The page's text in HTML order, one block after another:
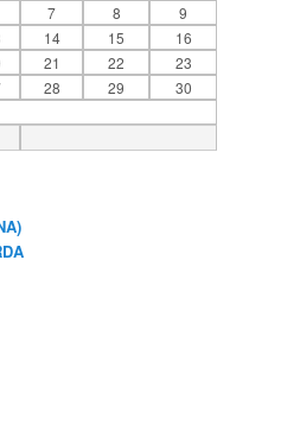
7 8
9
14 15
16
21 22
23
28 29
30